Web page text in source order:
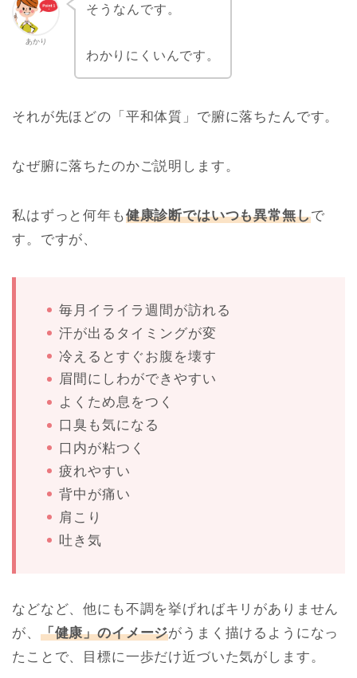
あかり
そうなんです。
わかりにくいんです。
それが先ほどの「平和体質」で腑に落ちたんです。
なぜ腑に落ちたのかご説明します。
私はずっと何年も健康診断ではいつも異常無しで
す。ですが、
毎月イライラ週間が訪れる
汗が出るタイミングが変
冷えるとすぐお腹を壊す
眉間にしわができやすい
よくため息をつく
口臭も気になる
口内が粘つく
疲れやすい
背中が痛い
肩こり
吐き気
などなど、他にも不調を挙げればキリがありません
が、 「健康」のイメージがうまく描けるようになっ
たことで、目標に一歩だけ近づいた気がします。